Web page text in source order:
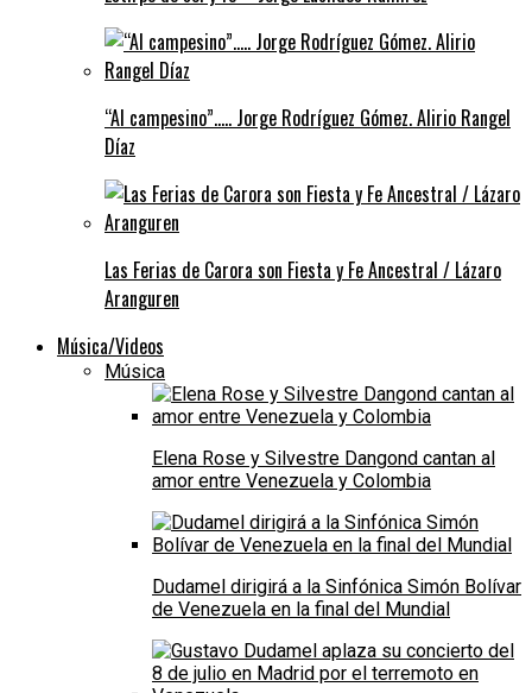
“Al campesino”….. Jorge Rodríguez Gómez. Alirio Rangel
Díaz
Las Ferias de Carora son Fiesta y Fe Ancestral / Lázaro
Aranguren
Música/Videos
Música
Elena Rose y Silvestre Dangond cantan al
amor entre Venezuela y Colombia
Dudamel dirigirá a la Sinfónica Simón Bolívar
de Venezuela en la final del Mundial